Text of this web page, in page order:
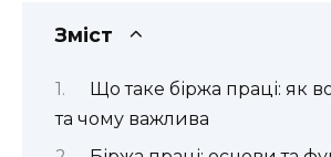
Зміст
Що таке біржа праці: як
та чому важлива